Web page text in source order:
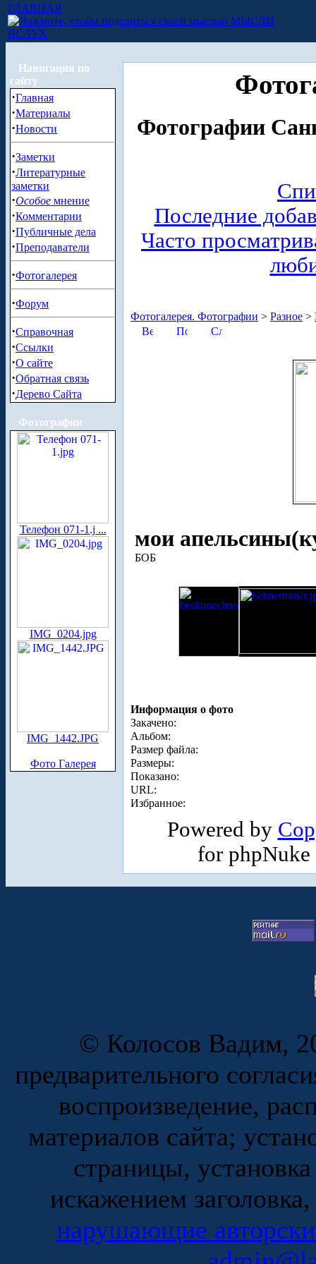
ГЛАВНАЯ
МЫСЛИ
ВСЛУХ
Навигация по
сайту
·Главная
·Материалы
·Новости
·Заметки
·Литературные
заметки
·Особое мнение
·Комментарии
·Публичные дела
·Преподаватели
·Фотогалерея
·Форум
·Справочная
·Ссылки
·О сайте
·Обратная связь
·Дерево Сайта
Фотографии
Телефон 071-1.j ...
IMG_0204.jpg
IMG_1442.JPG
Фото Галерея
Фотографии
Последние
Часто
Фотогалерея. Фотографии > Разное >
мои
БОБ
Информация о фото
Закачено:
Альбом:
Размер файла:
Размеры:
Показано:
URL:
Избранное:
Powered by
for
© Колосов Вадим,
предварительного
воспроизведение,
материалов сайта;
страницы,
искажением
нарушающие